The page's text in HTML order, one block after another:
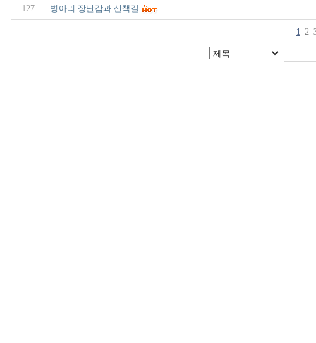
127 병아리 장난감과 산책길
1 2